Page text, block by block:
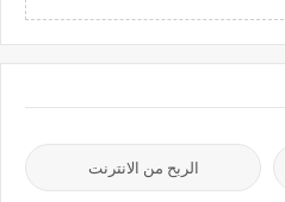
الربح من الانترنت